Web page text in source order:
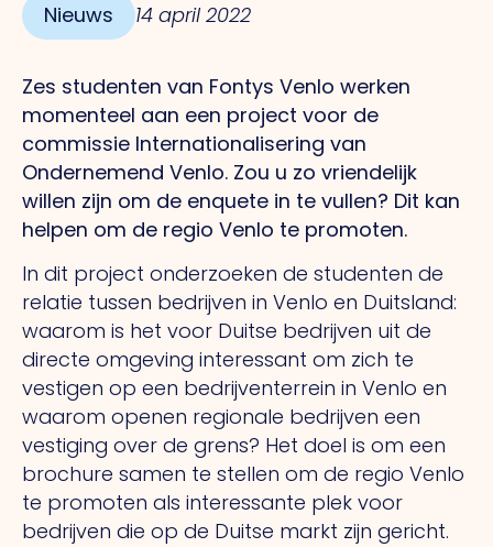
Nieuws 14 april 2022
Zes studenten van Fontys Venlo werken
momenteel aan een project voor de
commissie Internationalisering van
Ondernemend Venlo. Zou u zo vriendelijk
willen zijn om de enquete in te vullen? Dit kan
helpen om de regio Venlo te promoten.
In dit project onderzoeken de studenten de
relatie tussen bedrijven in Venlo en Duitsland:
waarom is het voor Duitse bedrijven uit de
directe omgeving interessant om zich te
vestigen op een bedrijventerrein in Venlo en
waarom openen regionale bedrijven een
vestiging over de grens? Het doel is om een
brochure samen te stellen om de regio Venlo
te promoten als interessante plek voor
bedrijven die op de Duitse markt zijn gericht.